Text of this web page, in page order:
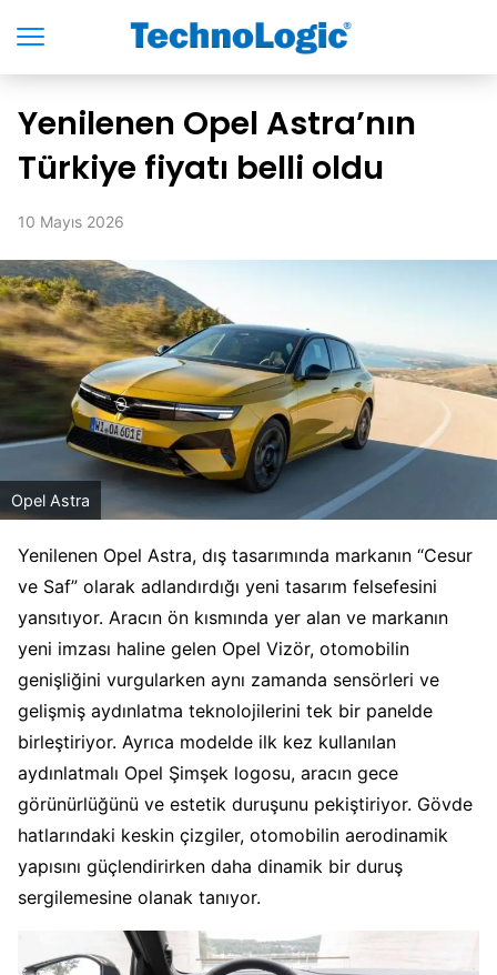
Yenilenen Opel Astra’nın
Türkiye fiyatı belli oldu
10 Mayıs 2026
Opel Astra
Yenilenen Opel Astra, dış tasarımında markanın “Cesur
ve Saf” olarak adlandırdığı yeni tasarım felsefesini
yansıtıyor. Aracın ön kısmında yer alan ve markanın
yeni imzası haline gelen Opel Vizör, otomobilin
genişliğini vurgularken aynı zamanda sensörleri ve
gelişmiş aydınlatma teknolojilerini tek bir panelde
birleştiriyor. Ayrıca modelde ilk kez kullanılan
aydınlatmalı Opel Şimşek logosu, aracın gece
görünürlüğünü ve estetik duruşunu pekiştiriyor. Gövde
hatlarındaki keskin çizgiler, otomobilin aerodinamik
yapısını güçlendirirken daha dinamik bir duruş
sergilemesine olanak tanıyor.